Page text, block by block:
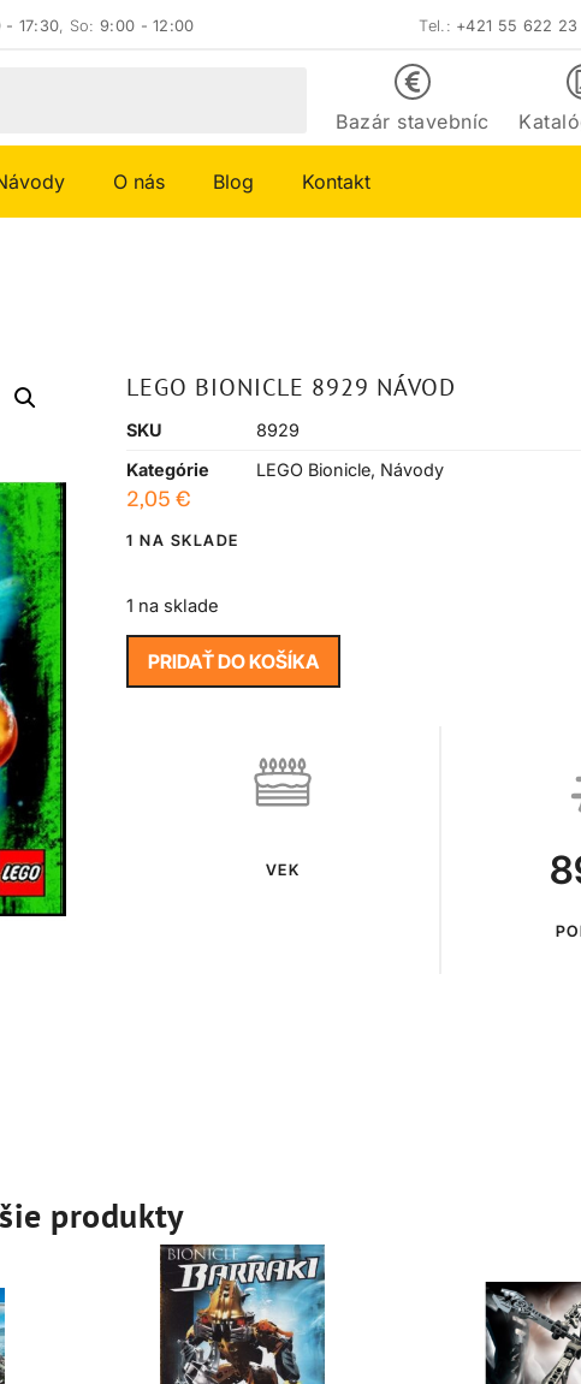
- 17:30, So:9:00 - 12:00 Tel.: +421 55 622 23
Bazár stavebníc
O nás Blog Kontakt
LEGO BIONICLE 8929 NÁVOD
SKU
8929
Kategórie
LEGO Bionicle, Návody
2,05 €
1 NA SKLADE
1 na sklade
PRIDAŤ DO KOŠÍKA
VEK
produkty